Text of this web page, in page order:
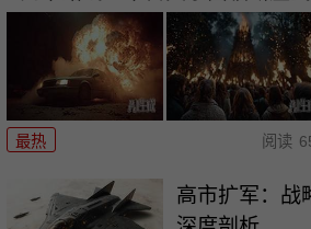
最热 阅读
高市扩军：战